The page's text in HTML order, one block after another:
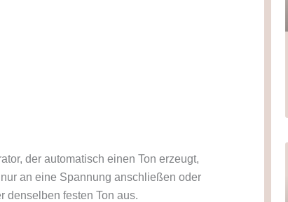
der automatisch einen Ton erzeugt,
an eine Spannung anschließen oder
denselben festen Ton aus.